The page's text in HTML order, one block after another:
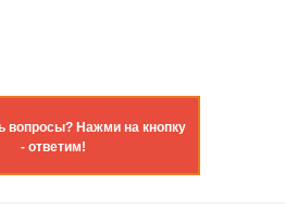
вопросы? Нажми на кнопку
- ответим!